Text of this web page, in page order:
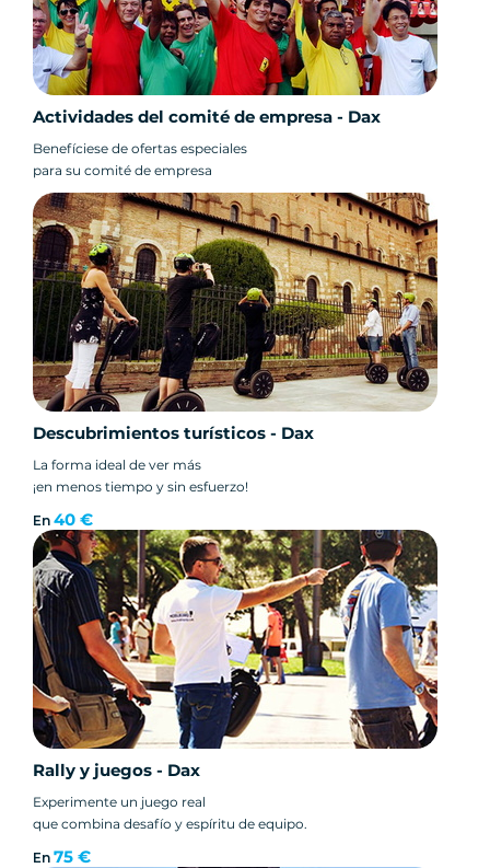
Actividades del comité de empresa - Dax
Benefíciese de ofertas especiales
para su comité de empresa
Descubrimientos turísticos - Dax
La forma ideal de ver más
¡en menos tiempo y sin esfuerzo!
En 40 €
Rally y juegos - Dax
Experimente un juego real
que combina desafío y espíritu de equipo.
En 75 €